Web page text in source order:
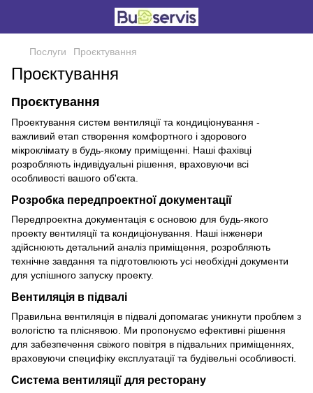
Послуги Проєктування
Проєктування
Проєктування
Проектування систем вентиляції та кондиціонування -
важливий етап створення комфортного і здорового
мікроклімату в будь-якому приміщенні. Наші фахівці
розробляють індивідуальні рішення, враховуючи всі
особливості вашого об'єкта.
Розробка передпроектної документації
Передпроектна документація є основою для будь-якого
проекту вентиляції та кондиціонування. Наші інженери
здійснюють детальний аналіз приміщення, розробляють
технічне завдання та підготовлюють усі необхідні документи
для успішного запуску проекту.
Вентиляція в підвалі
Правильна вентиляція в підвалі допомагає уникнути проблем з
вологістю та пліснявою. Ми пропонуємо ефективні рішення
для забезпечення свіжого повітря в підвальних приміщеннях,
враховуючи специфіку експлуатації та будівельні особливості.
Система вентиляції для ресторану